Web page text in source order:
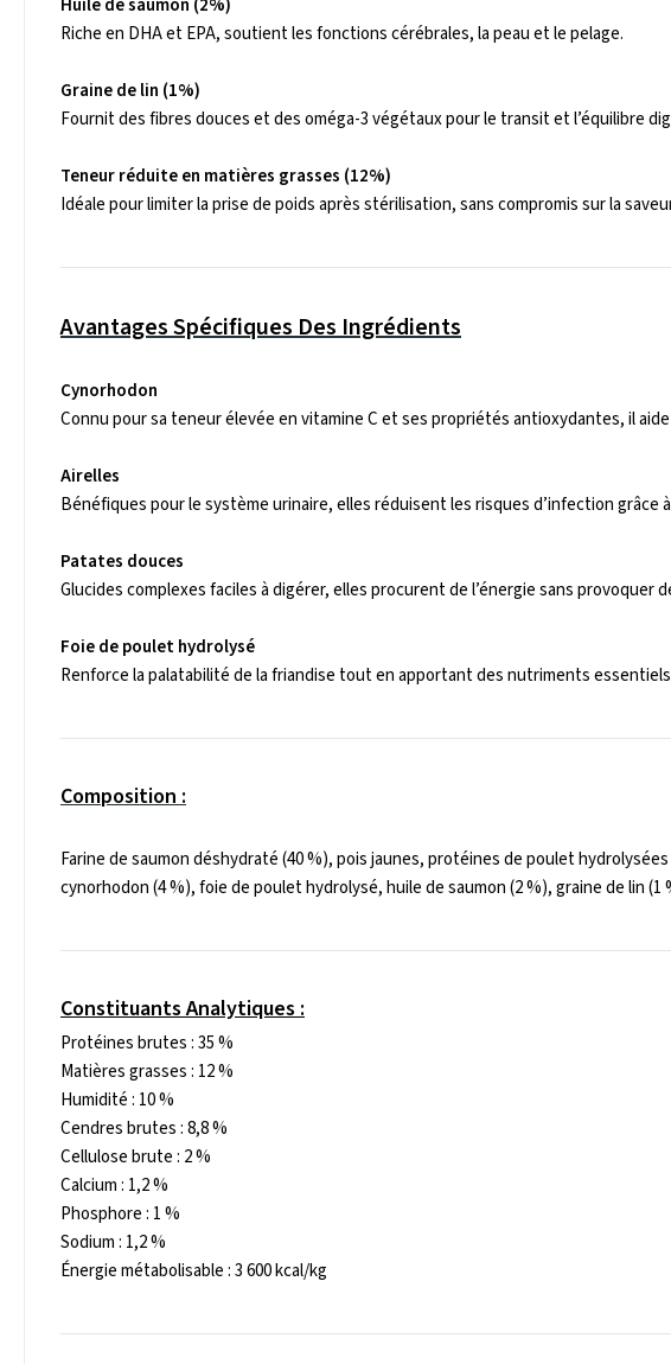
Riche en DHA et EPA, soutient les fonctions cérébrales, la peau et le pelage.
Graine de lin (1%)
Fournit des fibres douces et des oméga-3 végétaux pour le transit et l’équilibre
Teneur réduite en matières grasses (12%)
Idéale pour limiter la prise de poids après stérilisation, sans compromis sur la
Avantages Spécifiques Des Ingrédients
Cynorhodon
Connu pour sa teneur élevée en vitamine C et ses propriétés antioxydantes, il
Airelles
Bénéfiques pour le système urinaire, elles réduisent les risques d’infection grâce
Patates douces
Glucides complexes faciles à digérer, elles procurent de l’énergie sans provoquer
Foie de poulet hydrolysé
Renforce la palatabilité de la friandise tout en apportant des nutriments
Composition :
Farine de saumon déshydraté (40 %), pois jaunes, protéines de poulet
cynorhodon (4 %), foie de poulet hydrolysé, huile de saumon (2 %), graine de lin (1
Constituants Analytiques :
Protéines brutes : 35 %
Matières grasses : 12 %
Humidité : 10 %
Cendres brutes : 8,8 %
Cellulose brute : 2 %
Calcium : 1,2 %
Phosphore : 1 %
Sodium : 1,2 %
Énergie métabolisable : 3 600 kcal/kg